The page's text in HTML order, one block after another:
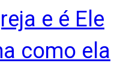
e é Ele
como ela